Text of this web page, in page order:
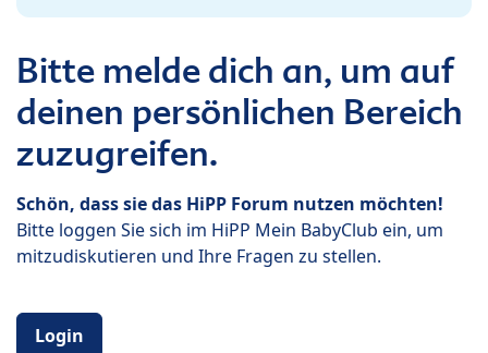
Bitte melde dich an, um auf
deinen persönlichen Bereich
zuzugreifen.
Schön, dass sie das HiPP Forum nutzen möchten!
Bitte loggen Sie sich im HiPP Mein BabyClub ein, um
mitzudiskutieren und Ihre Fragen zu stellen.
Login